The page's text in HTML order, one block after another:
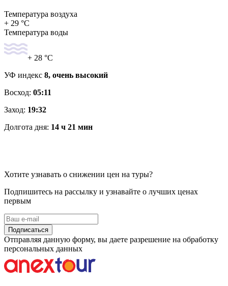
Температура воздуха
+ 29 °C
Температура воды
+ 28 °C
УФ индекс 8, очень высокий
Восход: 05:11
Заход: 19:32
Долгота дня: 14 ч 21 мин
Хотите узнавать о снижении цен на туры?
Подпишитесь на рассылку и узнавайте о лучших ценах
первым
Подписаться
Отправляя данную форму, вы даете разрешение на обработку
персональных данных